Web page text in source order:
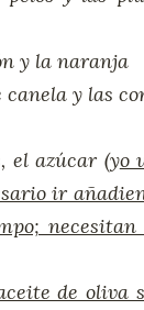
y la naranja
y las
el azúcar (yo
ir
de oliva